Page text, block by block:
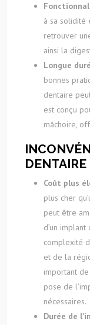
à sa solidité
retrouver
ainsi la
Longue
bonnes
dentaire
est conçu
mâchoire,
DENTAIRE
Coût plus
plus cher
peut être
d’un
complexité
et de la
important
pose de
nécessaires.
Durée de